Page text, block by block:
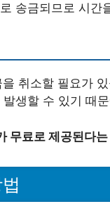
송금되므로 시간
취소할 필요가
생할 수 있기 때
무료로 제공된다